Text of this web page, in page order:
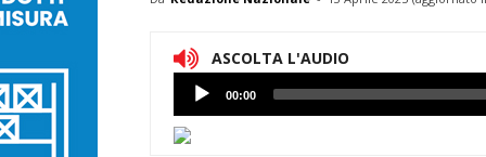
ASCOLTA L'AUDIO
Lettore
Audio
00:00